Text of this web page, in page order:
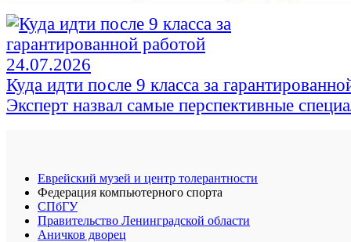
24.07.2026
Куда идти после 9 класса за
Эксперт назвал самые перспективные
Еврейский музей и центр толерантности
Федерация компьютерного спорта
СПбГУ
Правительство Ленинградской области
Аничков дворец